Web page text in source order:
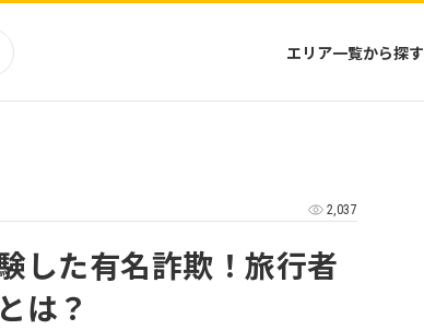
エリア一覧から探す
四国
九州
沖縄
アジア
北米
中南米
ハワイ
ミクロネシア
オセアニア
2,037
した有名詐欺！旅行者
は？